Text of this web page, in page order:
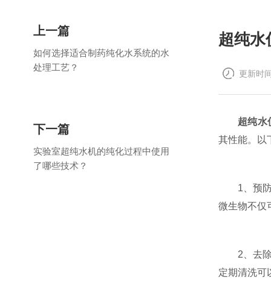
超纯水
更新时
超纯水
其性能。以
1、预防
微生物不仅
2、去除
定期清洗可
上一篇
如何选择适合制药纯化水系统的水
处理工艺？
下一篇
实验室超纯水机的纯化过程中使用
了哪些技术？